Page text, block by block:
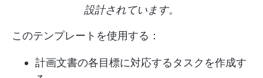
設計されています。
このテンプレートを使用する：
計画文書の各目標に対応するタスクを作成す